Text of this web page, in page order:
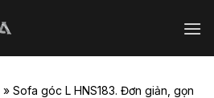
» Sofa góc L HNS183. Đơn giản, gọn